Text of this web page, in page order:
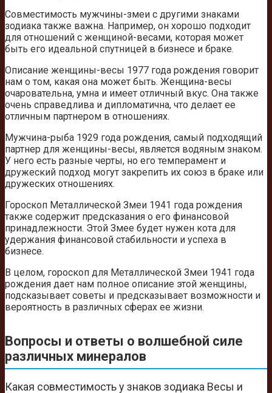
Совместимость мужчины-змеи с другими знаками
зодиака также важна. Например, он хорошо подходит
для отношений с женщиной-весами, которая может
быть его идеальной спутницей в бизнесе и браке.
Описание женщины-весы 1977 года рождения говорит
нам о том, какая она может быть. Женщина-весы
очаровательна, умна и имеет отличный вкус. Она также
очень справедлива и дипломатична, что делает ее
отличным партнером в отношениях.
Мужчина-рыба 1929 года рождения, самый подходящий
партнер для женщины-весы, является водяным знаком.
У него есть разные черты, но его темперамент и
дружеский подход могут закрепить их союз в браке или
дружеских отношениях.
Гороскоп Металлической Змеи 1941 года рождения
также содержит предсказания о его финансовой
принадлежности. Этой Змее будет нужен кота для
удержания финансовой стабильности и успеха в
бизнесе.
В целом, гороскоп для Металлической Змеи 1941 года
рождения дает нам полное описание этой женщины,
подсказывает советы и предсказывает возможности и
вероятность в различных сферах ее жизни.
Вопросы и ответы о волшебной силе
различных минералов
Какая совместимость у знаков зодиака Весы и